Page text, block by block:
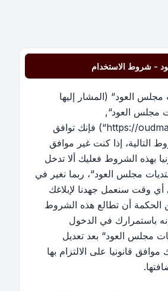
- شروط الاستخدام
مجلس العود“ (المشار إليها
مجلس العود“,
”https://oudmajlis.net/forum“) فإنك توافق
التالية، إذا كنت غير موافق
بهذه الشروط فعليك ألا تدخل
مجلس العود“، ربما نغير في
وقت سنعمل جهدنا لإبلاغك
الحكمة أن تطالع هذه الشروط
باستمرارك في الدخول
مجلس العود“ بعد تعديل
قانونيا على الالتزام بها